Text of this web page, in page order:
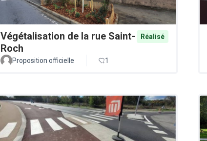
Végétalisation de la rue Saint-
Roch
Réalisé
Proposition officielle 1